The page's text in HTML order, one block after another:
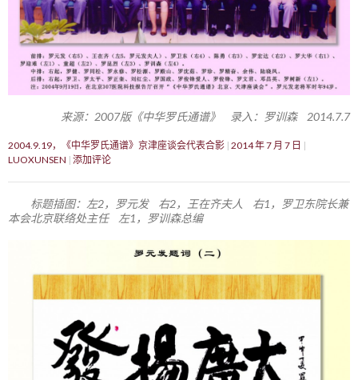
来源：2007版《中华罗氏通谱》 录入：罗训森 2014.7.7
2004.9.19，《中华罗氏通谱》京津座谈会代表合影 2014 年 7 月 7 日
LUOXUNSEN 添加评论
标题插图：左2，罗元发 右2，王在齐夫人 右1，罗卫东院长兼
本会北京联络处主任 左1，罗训森总编